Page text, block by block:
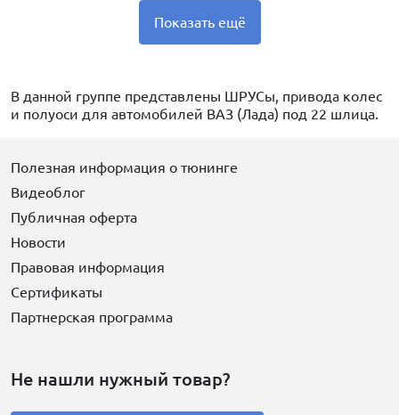
Показать ещё
В данной группе представлены ШРУСы, привода колес
и полуоси для автомобилей ВАЗ (Лада) под 22 шлица.
Полезная информация о тюнинге
Видеоблог
Публичная оферта
Новости
Правовая информация
Сертификаты
Партнерская программа
Не нашли нужный товар?